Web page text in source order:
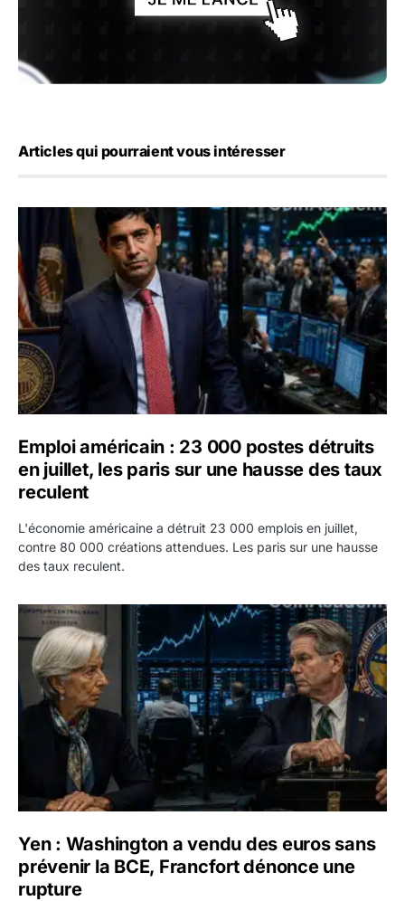
Articles qui pourraient vous intéresser
Emploi américain : 23 000 postes détruits en juillet, les
Emploi américain : 23 000 postes détruits
en juillet, les paris sur une hausse des taux
reculent
L'économie américaine a détruit 23 000 emplois en juillet,
contre 80 000 créations attendues. Les paris sur une hausse
des taux reculent.
Yen : Washington a vendu des euros sans prévenir la
Yen : Washington a vendu des euros sans
prévenir la BCE, Francfort dénonce une
rupture